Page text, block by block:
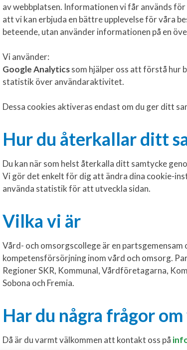
av webbplatsen. Informationen vi får används
att vi kan erbjuda en bättre upplevelse för våra
beteende, utan använder informationen på en
Vi använder:
Google Analyticssom hjälper oss att förstå hur
statistik över användaraktivitet.
Dessa cookies aktiveras endast om du ger ditt
Hur du återkallar ditt
Du kan när som helst återkalla ditt samtycke
Vi gör det enkelt för dig att ändra dina cookie-
använda statistik för att utveckla sidan.
Vilka vi är
Vård- och omsorgscollege är en
kompetensförsörjning inom vård och omsorg.
Regioner SKR, Kommunal, Vårdföretagarna,
Sobona och Fremia.
Har du några frågor
Då är du varmt välkommen att kontakt oss på